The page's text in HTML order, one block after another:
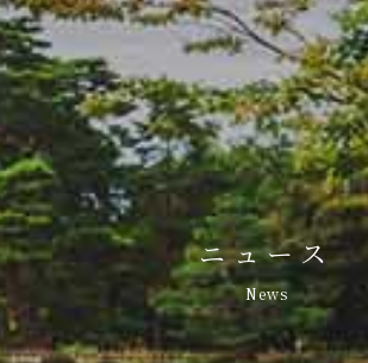
ニュース
News